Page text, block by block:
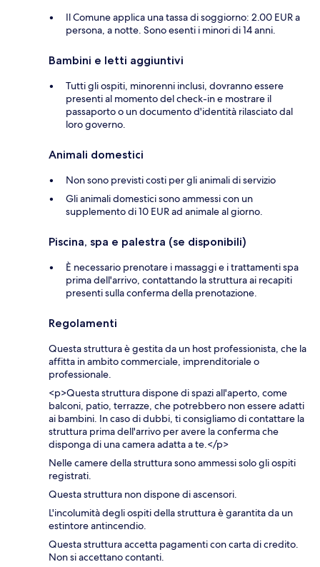
Il Comune applica una tassa di soggiorno: 2.00 EUR a
persona, a notte. Sono esenti i minori di 14 anni.
Bambini e letti aggiuntivi
Tutti gli ospiti, minorenni inclusi, dovranno essere
presenti al momento del check-in e mostrare il
passaporto o un documento d'identità rilasciato dal
loro governo.
Animali domestici
Non sono previsti costi per gli animali di servizio
Gli animali domestici sono ammessi con un
supplemento di 10 EUR ad animale al giorno.
Piscina, spa e palestra (se disponibili)
È necessario prenotare i massaggi e i trattamenti spa
prima dell'arrivo, contattando la struttura ai recapiti
presenti sulla conferma della prenotazione.
Regolamenti
Questa struttura è gestita da un host professionista, che la
affitta in ambito commerciale, imprenditoriale o
professionale.
<p>Questa struttura dispone di spazi all'aperto, come
balconi, patio, terrazze, che potrebbero non essere adatti
ai bambini. In caso di dubbi, ti consigliamo di contattare la
struttura prima dell'arrivo per avere la conferma che
disponga di una camera adatta a te.</p>
Nelle camere della struttura sono ammessi solo gli ospiti
registrati.
Questa struttura non dispone di ascensori.
L'incolumità degli ospiti della struttura è garantita da un
estintore antincendio.
Questa struttura accetta pagamenti con carta di credito.
Non si accettano contanti.